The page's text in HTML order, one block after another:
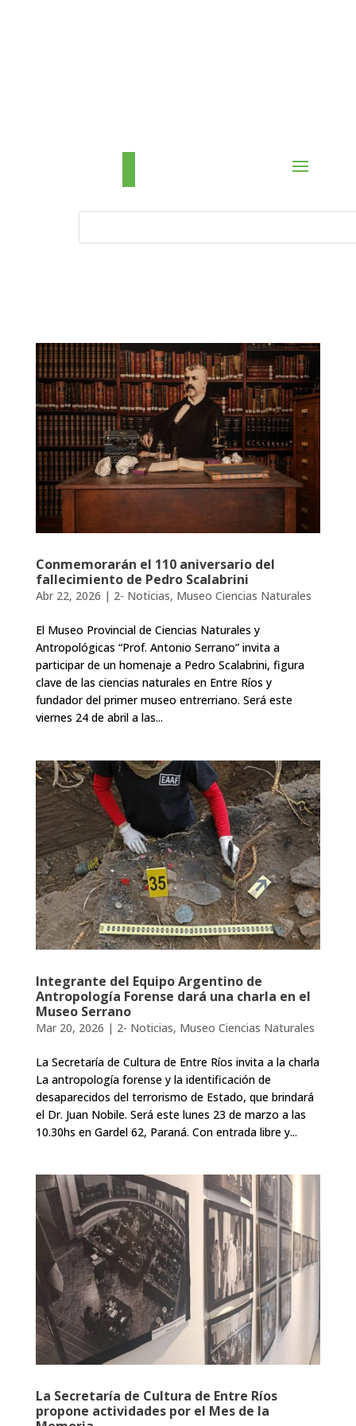
Conmemorarán el 110 aniversario del
fallecimiento de Pedro Scalabrini
Abr 22, 2026 | 2- Noticias, Museo Ciencias Naturales
El Museo Provincial de Ciencias Naturales y
Antropológicas “Prof. Antonio Serrano” invita a
participar de un homenaje a Pedro Scalabrini, figura
clave de las ciencias naturales en Entre Ríos y
fundador del primer museo entrerriano. Será este
viernes 24 de abril a las...
Integrante del Equipo Argentino de
Antropología Forense dará una charla en el
Museo Serrano
Mar 20, 2026 | 2- Noticias, Museo Ciencias Naturales
La Secretaría de Cultura de Entre Ríos invita a la charla
La antropología forense y la identificación de
desaparecidos del terrorismo de Estado, que brindará
el Dr. Juan Nobile. Será este lunes 23 de marzo a las
10.30hs en Gardel 62, Paraná. Con entrada libre y...
La Secretaría de Cultura de Entre Ríos
propone actividades por el Mes de la